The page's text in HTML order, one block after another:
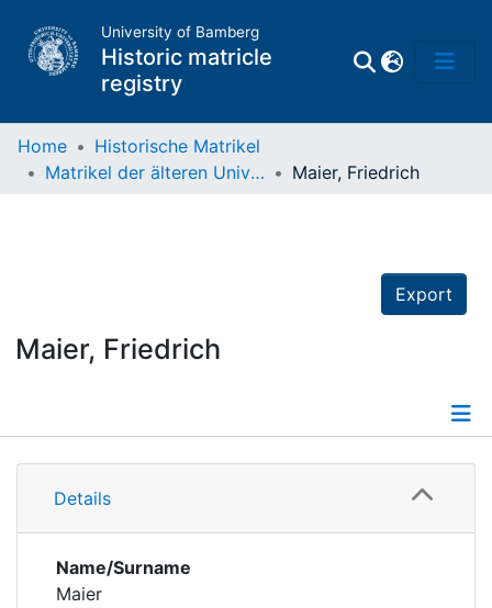
University of Bamberg
Historic matricle
registry
Home
Historische Matrikel
Matrikel der älteren Universität
Maier, Friedrich
Export
Maier, Friedrich
Details
Details
Name/Surname
Maier